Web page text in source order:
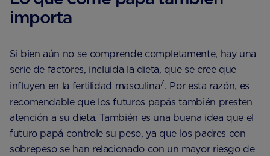
importa
Si bien aún no se comprende completamente, hay una
serie de factores, incluida la dieta, que se cree que
influyen en la fertilidad masculina7. Por esta razón, es
recomendable que los futuros papás también presten
atención a su dieta. También es una buena idea que el
futuro papá controle su peso, ya que los padres con
sobrepeso se han relacionado con un mayor riesgo de